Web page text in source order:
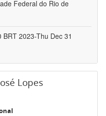
Federal do Rio de
2023-Thu Dec 31
Lopes